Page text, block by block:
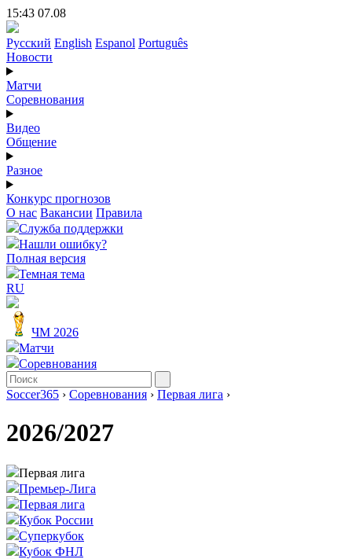
15:43 07.08
Русский English Espanol Português
Новости
Матчи
Соревнования
Видео
Общение
Разное
Конкурс прогнозов
О нас Вакансии Правила
Служба поддержки
Нашли ошибку?
Полная версия
Темная тема
RU
ЧМ 2026
Матчи
Соревнования
Soccer365 › Соревнования › Первая лига ›
2026/2027
Первая лига
Премьер-Лига
Первая лига
Кубок России
Суперкубок
Кубок ФНЛ